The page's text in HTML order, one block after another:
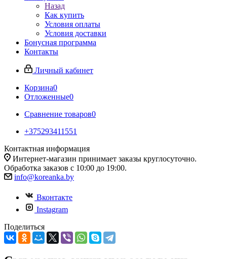
Назад
Как купить
Условия оплаты
Условия доставки
Бонусная программа
Контакты
Личный кабинет
Корзина0
Отложенные0
Сравнение товаров0
+375293411551
Контактная информация
Интернет-магазин принимает заказы круглосуточно.
Обработка заказов с 10:00 до 19:00.
info@koreanka.by
Вконтакте
Instagram
Поделиться